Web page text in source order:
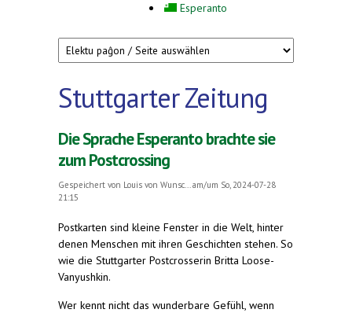
Esperanto
Stuttgarter Zeitung
Die Sprache Esperanto brachte sie
zum Postcrossing
Gespeichert von Louis von Wunsc...
am/um So, 2024-07-28
21:15
Postkarten sind kleine Fenster in die Welt, hinter
denen Menschen mit ihren Geschichten stehen. So
wie die Stuttgarter Postcrosserin Britta Loose-
Vanyushkin.
Wer kennt nicht das wunderbare Gefühl, wenn